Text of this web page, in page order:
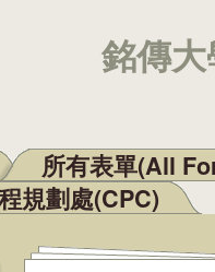
銘傳
所有表單(All
規劃處(CPC)